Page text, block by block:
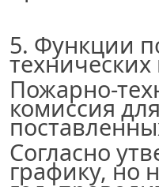
5. Функции
Пожарно-
комиссия
Согласно
графику, но